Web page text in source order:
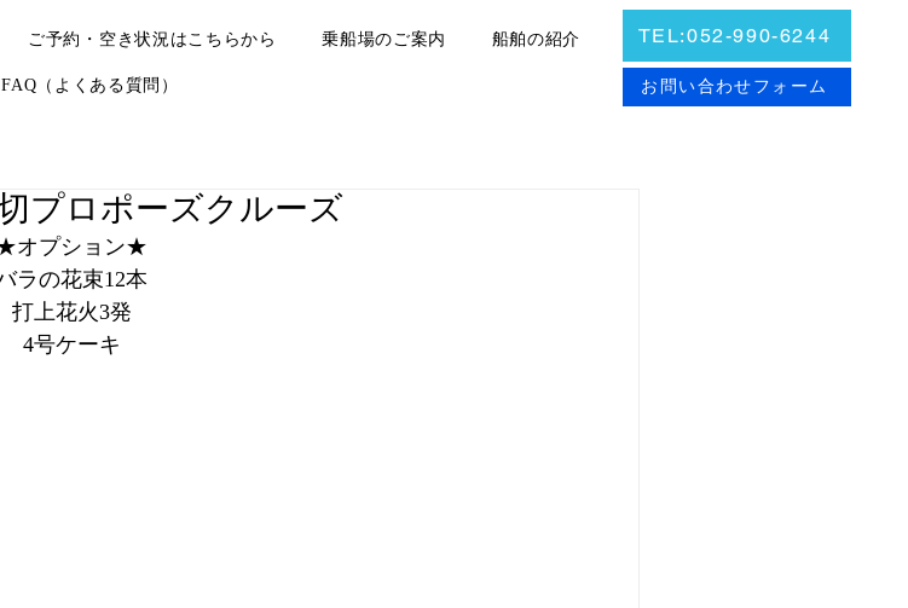
ご予約・空き状況はこちらから 乗船場のご案内 船舶の紹介 お問合せ
FAQ（よくある質問）
TEL:052-990-6244
お問い合わせフォーム
プロポーズクルーズ
オプション★
ラの花束12本
打上花火3発
4号ケーキ